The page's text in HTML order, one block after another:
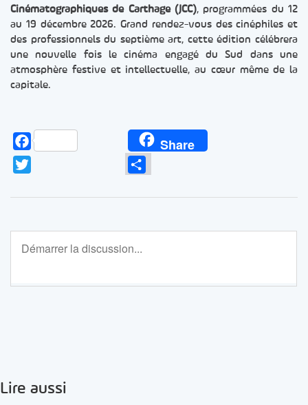
Cinématographiques de Carthage (JCC), programmées du 12
au 19 décembre 2026. Grand rendez-vous des cinéphiles et
des professionnels du septième art, cette édition célébrera
une nouvelle fois le cinéma engagé du Sud dans une
atmosphère festive et intellectuelle, au cœur même de la
capitale.
Facebook Share
Partager
Lire aussi